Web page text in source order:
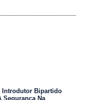
Introdutor Bipartido
Segurança Na